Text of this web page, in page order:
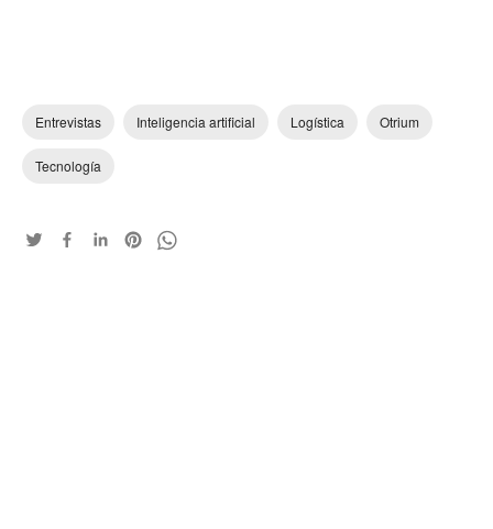
Entrevistas Inteligencia artificial Logística Otrium
Tecnología